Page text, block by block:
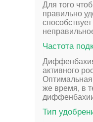
Для того
правильно
Частота
активного
Оптимальная
же время, в
диффенбахии
Тип